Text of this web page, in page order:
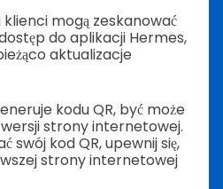
mogą zeskanować
do aplikacji Hermes,
aktualizacje
kodu QR, być może
strony internetowej.
swój kod QR, upewnij się,
strony internetowej